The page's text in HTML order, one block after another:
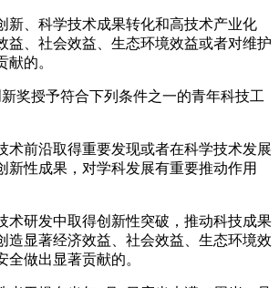
新、科学技术成果转化和高技术产业化
益、社会效益、生态环境效益或者对维护
献的。
奖授予符合下列条件之一的青年科技工
术前沿取得重要发现或者在科学技术发展
新性成果，对学科发展有重要推动作用
术研发中取得创新性突破，推动科技成果
造显著经济效益、社会效益、生态环境效
做出显著贡献的。